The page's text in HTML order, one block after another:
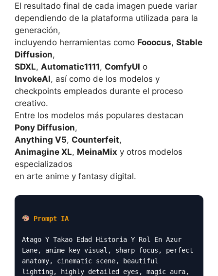
El resultado final de cada imagen puede variar
dependiendo de la plataforma utilizada para la
generación,
incluyendo herramientas como Fooocus, Stable
Diffusion,
SDXL, Automatic1111, ComfyUI o
InvokeAI, así como de los modelos y
checkpoints empleados durante el proceso
creativo.
Entre los modelos más populares destacan
Pony Diffusion,
Anything V5, Counterfeit,
Animagine XL, MeinaMix y otros modelos
especializados
en arte anime y fantasy digital.
Prompt IA
Atago Y Takao Edad Historia Y Rol En Azur
Lane, anime key visual, sharp focus, perfect
anatomy, cinematic scene, beautiful
lighting, highly detailed eyes, magic aura,